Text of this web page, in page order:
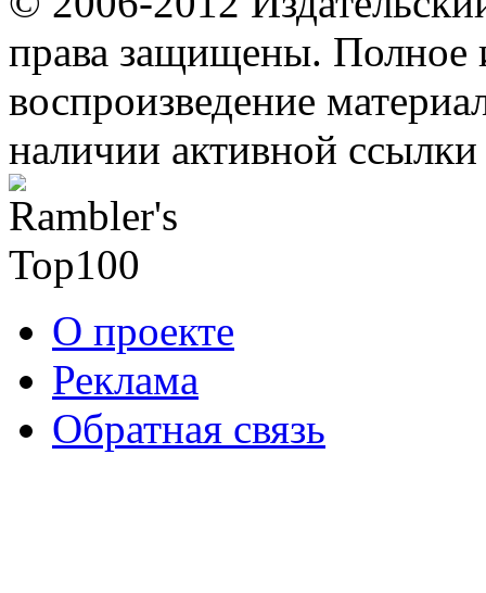
права защищены. Полное
воспроизведение
наличии активной ссылки
О проекте
Реклама
Обратная связь